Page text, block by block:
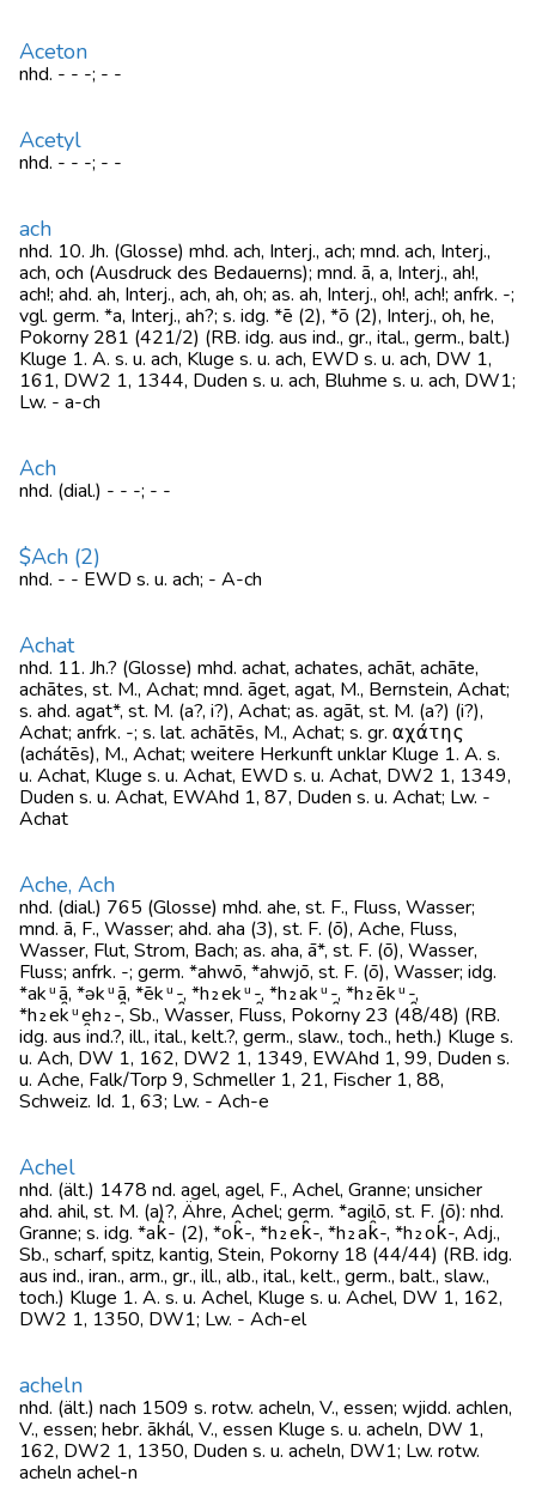
Aceton
nhd. - - -; - -
Acetyl
nhd. - - -; - -
ach
nhd. 10. Jh. (Glosse) mhd. ach, Interj., ach; mnd. ach, Interj.,
ach, och (Ausdruck des Bedauerns); mnd. ā, a, Interj., ah!,
ach!; ahd. ah, Interj., ach, ah, oh; as. ah, Interj., oh!, ach!; anfrk. -;
vgl. germ. *a, Interj., ah?; s. idg. *ē (2), *ō (2), Interj., oh, he,
Pokorny 281 (421/2) (RB. idg. aus ind., gr., ital., germ., balt.)
Kluge 1. A. s. u. ach, Kluge s. u. ach, EWD s. u. ach, DW 1,
161, DW2 1, 1344, Duden s. u. ach, Bluhme s. u. ach, DW1;
Lw. - a-ch
Ach
nhd. (dial.) - - -; - -
$Ach (2)
nhd. - - EWD s. u. ach; - A-ch
Achat
nhd. 11. Jh.? (Glosse) mhd. achat, achates, achāt, achāte,
achātes, st. M., Achat; mnd. āget, agat, M., Bernstein, Achat;
s. ahd. agat*, st. M. (a?, i?), Achat; as. agāt, st. M. (a?) (i?),
Achat; anfrk. -; s. lat. achātēs, M., Achat; s. gr. αχάτης
(achátēs), M., Achat; weitere Herkunft unklar Kluge 1. A. s.
u. Achat, Kluge s. u. Achat, EWD s. u. Achat, DW2 1, 1349,
Duden s. u. Achat, EWAhd 1, 87, Duden s. u. Achat; Lw. -
Achat
Ache, Ach
nhd. (dial.) 765 (Glosse) mhd. ahe, st. F., Fluss, Wasser;
mnd. ā, F., Wasser; ahd. aha (3), st. F. (ō), Ache, Fluss,
Wasser, Flut, Strom, Bach; as. aha, ā*, st. F. (ō), Wasser,
Fluss; anfrk. -; germ. *ahwō, *ahwjō, st. F. (ō), Wasser; idg.
*akᵘ̯ā, *əkᵘ̯ā, *ēkᵘ̯-, *h₂ekᵘ̯-, *h₂akᵘ̯-, *h₂ēkᵘ̯-,
*h₂ekᵘ̯eh₂-, Sb., Wasser, Fluss, Pokorny 23 (48/48) (RB.
idg. aus ind.?, ill., ital., kelt.?, germ., slaw., toch., heth.) Kluge s.
u. Ach, DW 1, 162, DW2 1, 1349, EWAhd 1, 99, Duden s.
u. Ache, Falk/Torp 9, Schmeller 1, 21, Fischer 1, 88,
Schweiz. Id. 1, 63; Lw. - Ach-e
Achel
nhd. (ält.) 1478 nd. agel, agel, F., Achel, Granne; unsicher
ahd. ahil, st. M. (a)?, Ähre, Achel; germ. *agilō, st. F. (ō): nhd.
Granne; s. idg. *ak̑- (2), *ok̑-, *h₂ek̑-, *h₂ak̑-, *h₂ok̑-, Adj.,
Sb., scharf, spitz, kantig, Stein, Pokorny 18 (44/44) (RB. idg.
aus ind., iran., arm., gr., ill., alb., ital., kelt., germ., balt., slaw.,
toch.) Kluge 1. A. s. u. Achel, Kluge s. u. Achel, DW 1, 162,
DW2 1, 1350, DW1; Lw. - Ach-el
acheln
nhd. (ält.) nach 1509 s. rotw. acheln, V., essen; wjidd. achlen,
V., essen; hebr. ākhál, V., essen Kluge s. u. acheln, DW 1,
162, DW2 1, 1350, Duden s. u. acheln, DW1; Lw. rotw.
acheln achel-n